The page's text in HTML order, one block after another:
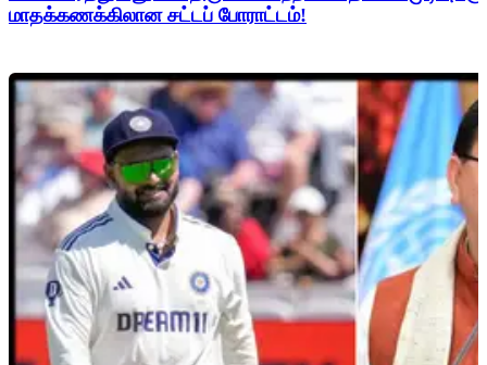
மாதக்கணக்கிலான சட்டப் போராட்டம்!